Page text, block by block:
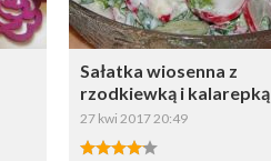
Sałatka wiosenna z
rzodkiewką i kalarepką
27 kwi 2017 20:49